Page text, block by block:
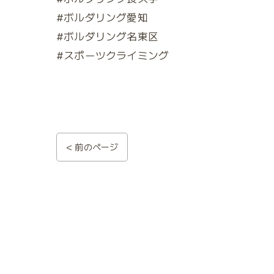
#ボルダリング愛知
#ボルダリング名東区
#スポーツクライミング
< 前のページ